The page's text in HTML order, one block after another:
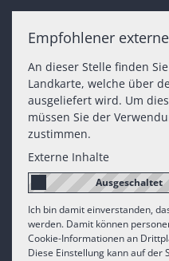
Empfohlener
An dieser Stelle finden
Landkarte, welche über
ausgeliefert wird. Um
müssen Sie der
zustimmen.
Externe Inhalte
Ich bin damit einverstanden,
werden. Damit können
Cookie-Informationen an
Diese Einstellung kann auf der